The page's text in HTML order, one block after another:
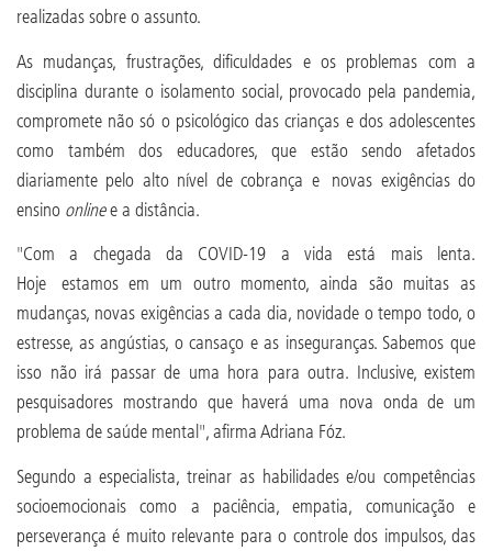
realizadas sobre o assunto.
As mudanças, frustrações, dificuldades e os problemas com a
disciplina durante o isolamento social, provocado pela pandemia,
compromete não só o psicológico das crianças e dos adolescentes
como também dos educadores, que estão sendo afetados
diariamente pelo alto nível de cobrança e novas exigências do
ensino onlinee a distância.
"Com a chegada da COVID-19 a vida está mais lenta.
Hoje estamos em um outro momento, ainda são muitas as
mudanças, novas exigências a cada dia, novidade o tempo todo, o
estresse, as angústias, o cansaço e as inseguranças. Sabemos que
isso não irá passar de uma hora para outra. Inclusive, existem
pesquisadores mostrando que haverá uma nova onda de um
problema de saúde mental", afirma Adriana Fóz.
Segundo a especialista, treinar as habilidades e/ou competências
socioemocionais como a paciência, empatia, comunicação e
perseverança é muito relevante para o controle dos impulsos, das